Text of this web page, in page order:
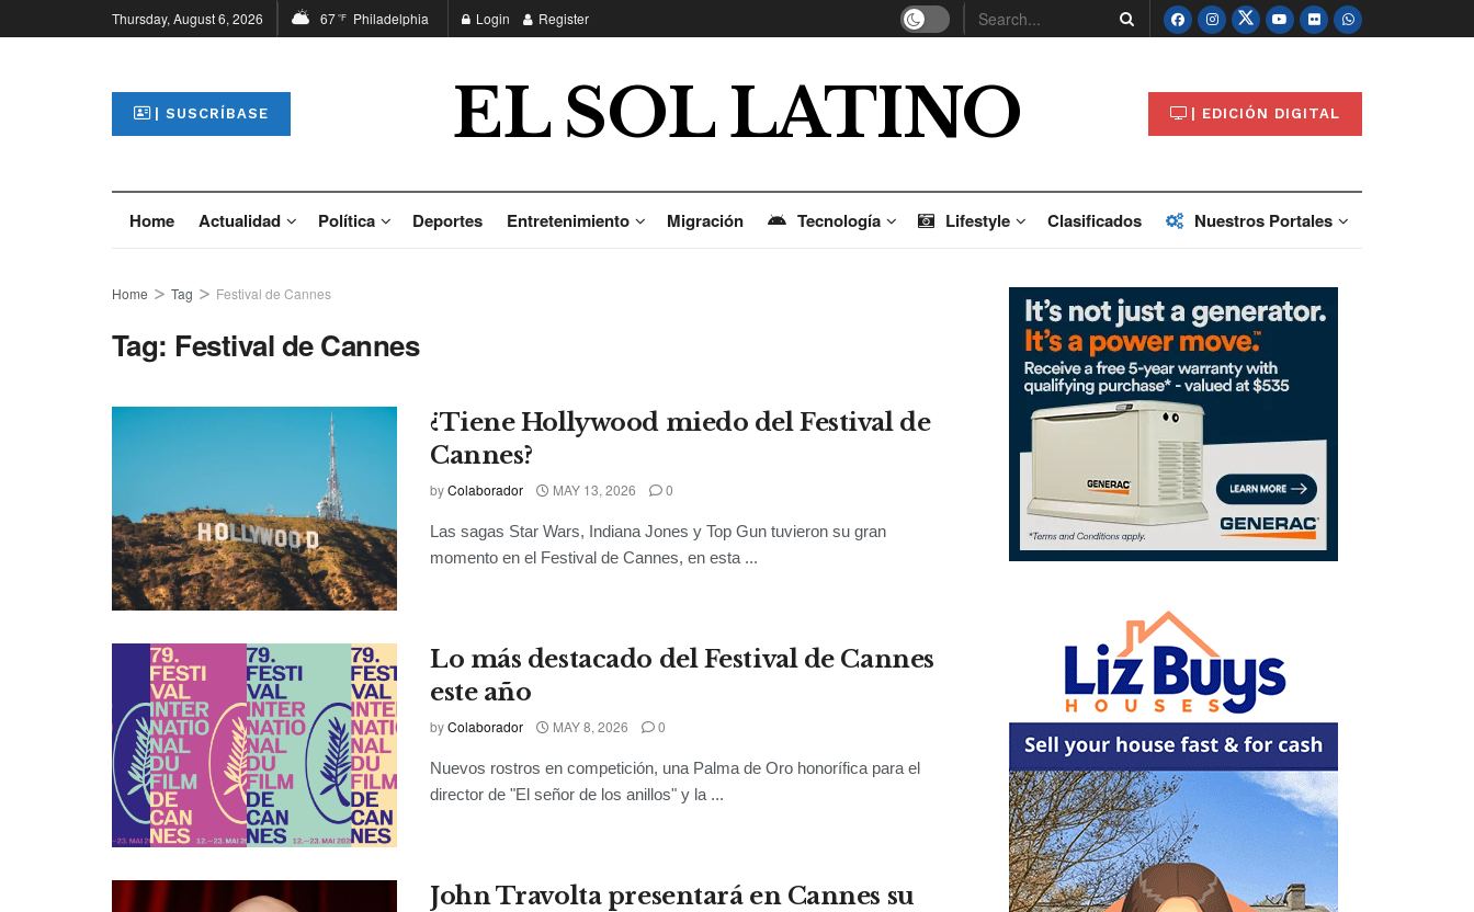
Thursday, August 6, 2026 67°F Philadelphia Login Register
| SUSCRÍBASE EL SOL LATINO | EDICIÓN DIGITAL
Home Actualidad Política Deportes Entretenimiento Migración Tecnología Lifestyle Clasificados Nuestros Portales
Home Tag Festival de Cannes
Tag: Festival de Cannes
¿Tiene Hollywood miedo del Festival de
Cannes?
byColaborador MAY 13, 2026 0
Las sagas Star Wars, Indiana Jones y Top Gun tuvieron su gran
momento en el Festival de Cannes, en esta ...
Lo más destacado del Festival de Cannes
este año
byColaborador MAY 8, 2026 0
Nuevos rostros en competición, una Palma de Oro honorífica para el
director de "El señor de los anillos" y la ...
John Travolta presentará en Cannes su